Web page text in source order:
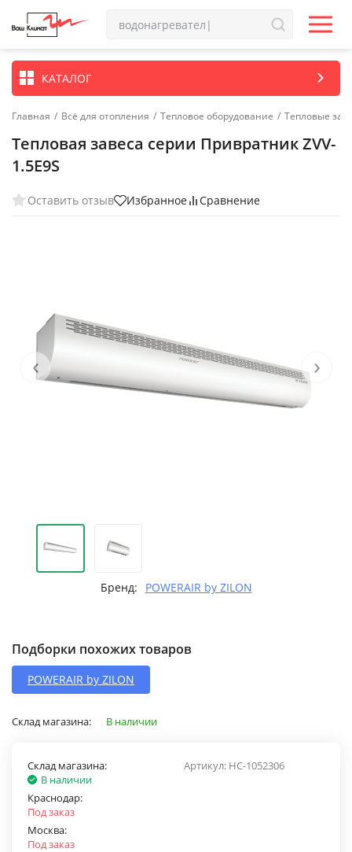
КАТАЛОГ
Главная / Всё для отопления / Тепловое оборудование / Тепловые
Тепловая завеса серии Привратник ZVV-
1.5E9S
Оставить отзыв Избранное Сравнение
‹ ›
Бренд: POWERAIR by ZILON
Подборки похожих товаров
POWERAIR by ZILON
Склад магазина: В наличии
Артикул: НС-1052306
Склад магазина:
В наличии
Краснодар:
Под заказ
Москва:
Под заказ